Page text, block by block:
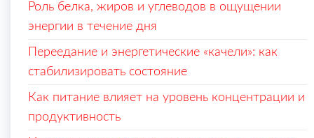
Роль белка, жиров и углеводов в ощущении
энергии в течение дня
Переедание и энергетические «качели»: как
стабилизировать состояние
Как питание влияет на уровень концентрации и
продуктивность